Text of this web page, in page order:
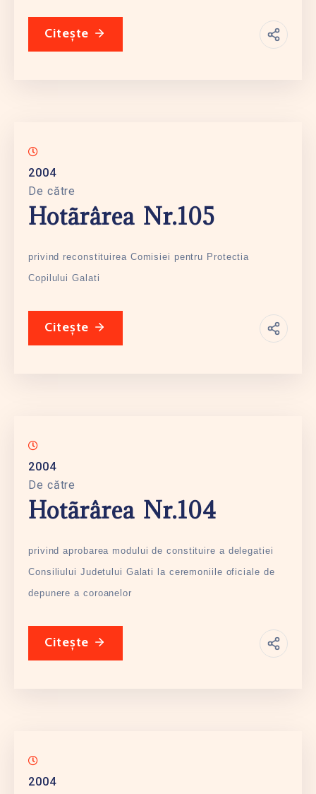
Citește
2004
De către
Hotãrârea Nr.105
privind reconstituirea Comisiei pentru Protectia
Copilului Galati
Citește
2004
De către
Hotãrârea Nr.104
privind aprobarea modului de constituire a delegatiei
Consiliului Judetului Galati la ceremoniile oficiale de
depunere a coroanelor
Citește
2004